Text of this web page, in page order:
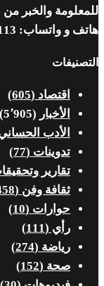
للمعلومة والخبر
هاتف و واتساب: 36103113
التصنيفات
اقتصاد (605)
الأخبار (5٬905)
الأدب
تدوينات (77)
تقارير
ثقافة وفن (458)
حوارات (10)
رأي (111)
رياضة (274)
صحة (152)